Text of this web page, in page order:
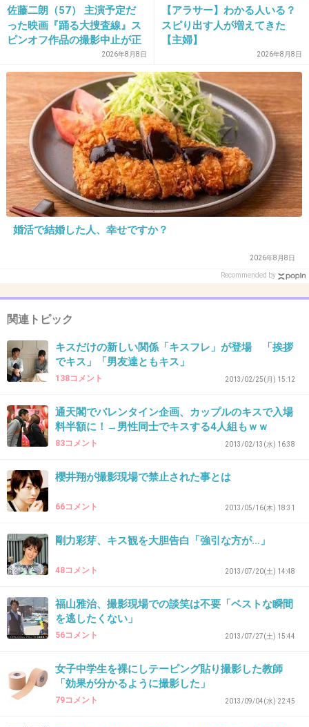
だったけど、
それよりも顔面のデカさにビックリした。。。
細いだけでスタイル悪いじゃん。。。
みたいな。
質問に対して口開くと、
「でもやっぱり」っばっかで、
全部否定から始まるし、
瞬き多いしやたら挙動不審だし、
見ちゃいけないモノを
テレビで流してる感があったわ。。。
キモい男とキスするくらいなら美少女とキスし
てみたいという願望は
秘かに持ってる。
時々みかけるけどあたしには理解できない（;´;ﾟ;ё;ﾟ;｀;）
柔らかすぎて気持ち悪そう（;´;ﾟ;ё;ﾟ;｀;）
34. 匿名2014/05/07(水) 21:06:24
＞＞２０
下の画像でゆきりんさん鼻が大き過ぎて唇が届
いてない。
+28 -1
佐藤二朗（57） 主演予定だ
った映画『踊る大捜査線』ス
ピンオフ作品の撮影中止が正
2026年8月8日
【アラサー】わかる人いる？
スピり出す人が増えてきた
【主婦】
2026年8月8日
婚活で結婚した人、幸せですか？
2026年8月8日
Recommended by
関連トピック
キスだけの新しい関係「キスフレ」が登場 「挨拶
でキス」「男友達ともキス」
138コメント 2013/02/25(月) 15:12
通天閣でバレンタイン企画、カップルのキスで入場
料半額に！→男性同士でキスする4人組もｗｗ
83コメント 2013/02/13(水) 16:38
櫻井翔が撮影現場で禁止された事とは
66コメント 2013/05/16(木) 18:31
剛力彩芽、キス観を大胆告白「強引な方が…」
48コメント 2013/07/20(土) 14:48
福山雅治、撮影現場での談笑は不要「ベストな瞬間
を逃したくない」
56コメント 2013/07/27(土) 15:44
女子中学生を裸にしテーピング貼り撮影した教師
「効果が分かるように撮影した」
79コメント 2013/09/04(水) 22:45